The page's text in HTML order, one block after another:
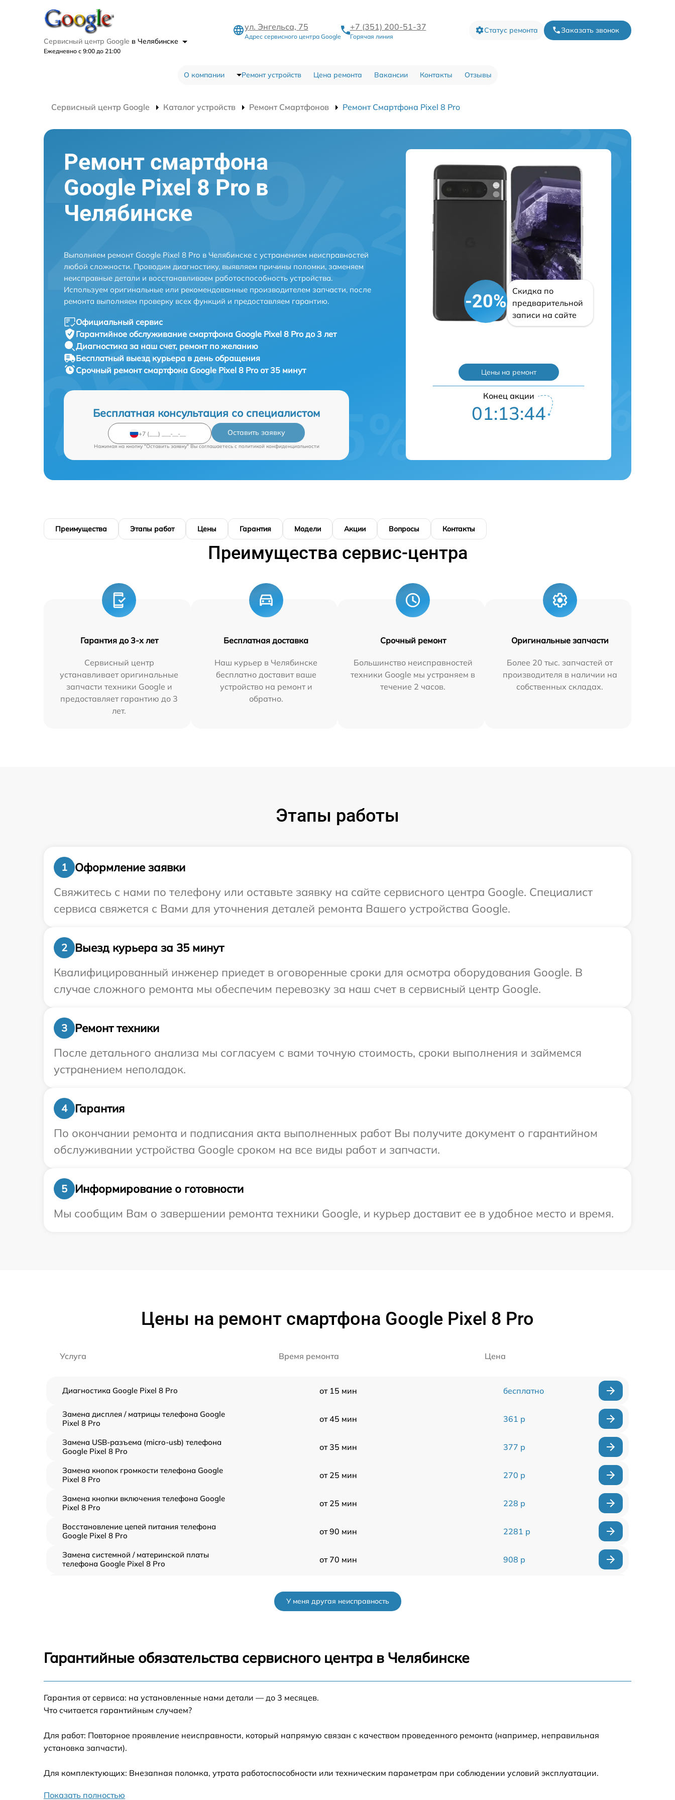
Сервисный центр Google в Челябинске
Ежедневно с 9:00 до 21:00
ул. Энгельса, 75
Адрес сервисного центра Google
+7 (351) 200-51-37
Горячая линия
Статус ремонта Заказать звонок
О компании Ремонт устройств Цена ремонта Вакансии Контакты Отзывы
Сервисный центр Google Каталог устройств Ремонт Смартфонов Ремонт Смартфона Pixel 8 Pro
Ремонт смартфона
Google Pixel 8 Pro в
Челябинске
Выполняем ремонт Google Pixel 8 Pro в Челябинске с устранением неисправностей
любой сложности. Проводим диагностику, выявляем причины поломки, заменяем
неисправные детали и восстанавливаем работоспособность устройства.
Используем оригинальные или рекомендованные производителем запчасти, после
ремонта выполняем проверку всех функций и предоставляем гарантию.
Официальный сервис
Гарантийное обслуживание смартфона Google Pixel 8 Pro до 3 лет
Диагностика за наш счет, ремонт по желанию
Бесплатный выезд курьера в день обращения
Срочный ремонтсмартфона Google Pixel 8 Pro от 35 минут
Бесплатная консультация со специалистом
Оставить заявку
Нажимая на кнопку "Оставить заявку" Вы соглашаетесь c политикой конфиденциальности
-20%
Скидка по
предварительной
записи на сайте
Цены на ремонт
Конец акции
01:13:43
Преимущества Этапы работ Цены Гарантия Модели Акции Вопросы Контакты
Преимущества сервис-центра
Гарантия до 3-х лет
Сервисный центр
устанавливает оригинальные
запчасти техники Google и
предоставляет гарантию до 3
лет.
Бесплатная доставка
Наш курьер в Челябинске
бесплатно доставит ваше
устройство на ремонт и
обратно.
Срочный ремонт
Большинство неисправностей
техники Google мы устраняем в
течение 2 часов.
Оригинальные запчасти
Более 20 тыс. запчастей от
производителя в наличии на
собственных складах.
Этапы работы
1
Оформление заявки
Свяжитесь с нами по телефону или оставьте заявку на сайте сервисного центра Google. Специалист
сервиса свяжется с Вами для уточнения деталей ремонта Вашего устройства Google.
2
Выезд курьера за 35 минут
Квалифицированный инженер приедет в оговоренные сроки для осмотра оборудования Google. В
случае сложного ремонта мы обеспечим перевозку за наш счет в сервисный центр Google.
3
Ремонт техники
После детального анализа мы согласуем с вами точную стоимость, сроки выполнения и займемся
устранением неполадок.
4
Гарантия
По окончании ремонта и подписания акта выполненных работ Вы получите документ о гарантийном
обслуживании устройства Google сроком на все виды работ и запчасти.
5
Информирование о готовности
Мы сообщим Вам о завершении ремонта техники Google, и курьер доставит ее в удобное место и время.
Цены на ремонт смартфона Google Pixel 8 Pro
Услуга Время ремонта Цена
Диагностика Google Pixel 8 Pro от 15 мин бесплатно
Замена дисплея / матрицы телефона Google
Pixel 8 Pro
от 45 мин 361 р
Замена USB-разъема (micro-usb) телефона
Google Pixel 8 Pro
от 35 мин 377 р
Замена кнопок громкости телефона Google
Pixel 8 Pro
от 25 мин 270 р
Замена кнопки включения телефона Google
Pixel 8 Pro
от 25 мин 228 р
Восстановление цепей питания телефона
Google Pixel 8 Pro
от 90 мин 2281 р
Замена системной / материнской платы
телефона Google Pixel 8 Pro
от 70 мин 908 р
Замена динамика телефона Google Pixel 8
Замена задней крышки телефона Google
У меня другая неисправность
Гарантийные обязательства сервисного центра в Челябинске
Гарантия от сервиса: на установленные нами детали — до 3 месяцев.
Что считается гарантийным случаем?
Для работ: Повторное проявление неисправности, который напрямую связан с качеством проведенного ремонта (например, неправильная
установка запчасти).
Для комплектующих: Внезапная поломка, утрата работоспособности или техническим параметрам при соблюдении условий эксплуатации.
Показать полностью